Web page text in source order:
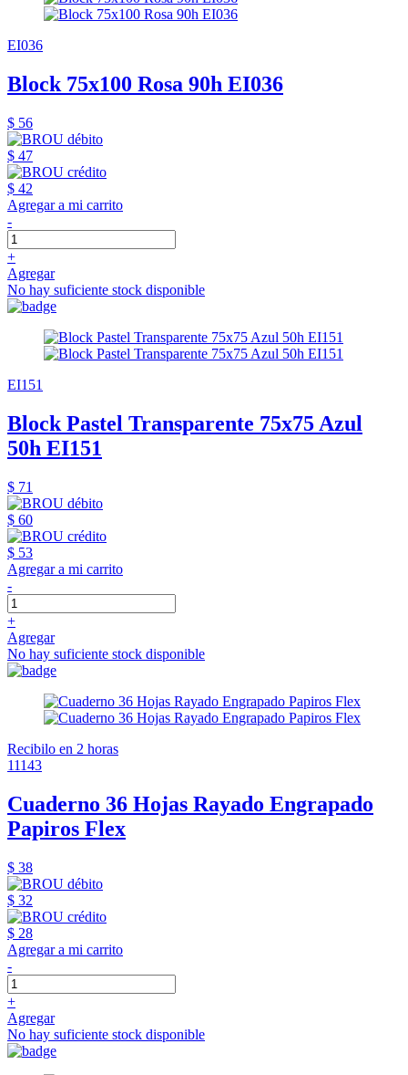
EI036
Block 75x100 Rosa 90h EI036
$ 56
$ 47
$ 42
Agregar a mi carrito
-
+
Agregar
No hay suficiente stock disponible
EI151
Block Pastel Transparente 75x75 Azul
50h EI151
$ 71
$ 60
$ 53
Agregar a mi carrito
-
+
Agregar
No hay suficiente stock disponible
Recibilo en 2 horas
11143
Cuaderno 36 Hojas Rayado Engrapado
Papiros Flex
$ 38
$ 32
$ 28
Agregar a mi carrito
-
+
Agregar
No hay suficiente stock disponible